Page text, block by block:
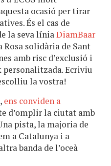
ocasió per tirar
És el cas de
la seva líniaDiamBaar
Rosa solidària de Sant
amb risc d’exclusió i
personalitzada. Ecriviu
la vostra!
ens conviden a
d’omplir la ciutat amb
pista, la majoria de
a Catalunya i a
banda de l’oceà